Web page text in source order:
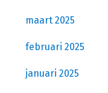
maart 2025
februari 2025
januari 2025